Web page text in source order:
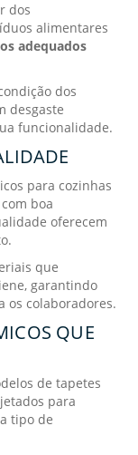
dos
alimentares
adequados
dos
desgaste
funcionalidade.
para cozinhas
boa
oferecem
que
garantindo
os colaboradores.
QUE
de tapetes
para
tipo de